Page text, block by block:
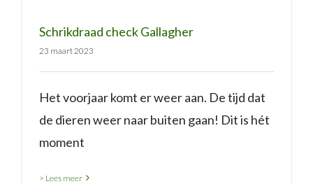
Schrikdraad check Gallagher
23 maart 2023
Het voorjaar komt er weer aan. De tijd dat
de dieren weer naar buiten gaan! Dit is hét
moment
> Lees meer